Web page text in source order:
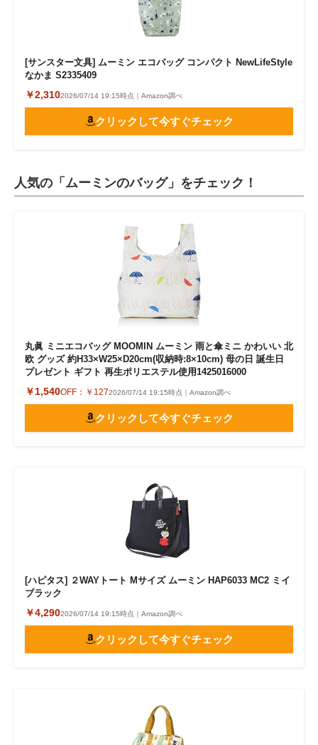
[サンスター文具] ムーミン エコバッグ コンパクト NewLifeStyle
なかま S2335409
￥2,3102026/07/14 19:15時点｜Amazon調べ
クリックして今すぐチェック
人気の「ムーミンのバッグ」をチェック！
丸眞 ミニエコバッグ MOOMIN ムーミン 雨と傘ミニ かわいい 北
欧 グッズ 約H33×W25×D20cm(収納時:8×10cm) 母の日 誕生日
プレゼント ギフト 再生ポリエステル使用1425016000
￥1,540OFF： ￥1272026/07/14 19:15時点｜Amazon調べ
クリックして今すぐチェック
[ハピタス] ２WAYトート Mサイズ ムーミン HAP6033 MC2 ミイ
ブラック
￥4,2902026/07/14 19:15時点｜Amazon調べ
クリックして今すぐチェック